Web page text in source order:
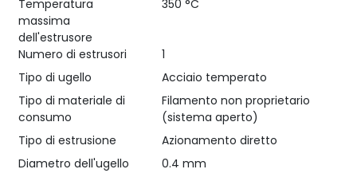
Temperatura
massima
dell'estrusore
350 °C
Numero di estrusori
1
Tipo di ugello
Acciaio temperato
Tipo di materiale di
consumo
Filamento non proprietario
(sistema aperto)
Tipo di estrusione
Azionamento diretto
Diametro dell'ugello
0.4 mm